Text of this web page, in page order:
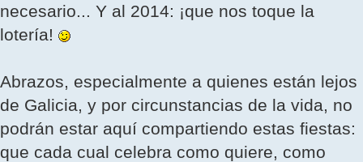
necesario... Y al 2014: ¡que nos toque la
lotería!
Abrazos, especialmente a quienes están lejos
de Galicia, y por circunstancias de la vida, no
podrán estar aquí compartiendo estas fiestas:
que cada cual celebra como quiere, como